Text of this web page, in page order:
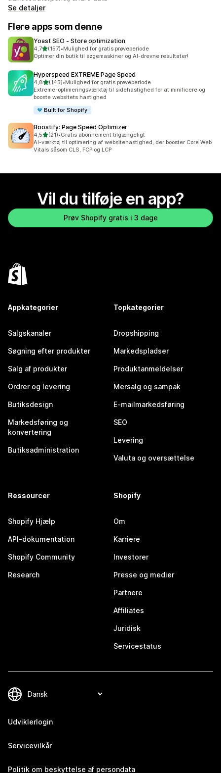
Se detaljer
Flere apps som denne
Yoast SEO ‑ Store optimization
4,7ud af 5 stjerner
(157)
157 anmeldelser i alt
•Mulighed for gratis prøveperiode
Optimer din butik til søgemaskiner og AI-drevne resultater!
Hyperspeed EXTREME Page Speed
4,8ud af 5 stjerner
(145)
145 anmeldelser i alt
•Mulighed for gratis prøveperiode
Extreme-optimeringsværktøj til sidehastighed for at minificere og
booste websitets hastighed
Built for Shopify
Boostify: Page Speed Optimizer
4,5ud af 5 stjerner
(21)
21 anmeldelser i alt
•Gratis abonnement tilgængeligt
AI-værktøj til optimering af websitehastighed, der booster Core Web
Vitals såsom CLS, FCP og LCP
Vil du tilføje en app?
Prøv Shopify gratis i 3 dage
Appkategorier
Salgskanaler
Søgning efter produkter
Salg af produkter
Ordrer og levering
Butiksdesign
Markedsføring og
konvertering
Butiksadministration
Topkategorier
Dropshipping
Markedspladser
Produktanmeldelser
Mersalg og sampak
E-mailmarkedsføring
SEO
Levering
Valuta og oversættelse
Ressourcer
Shopify Hjælp
API-dokumentation
Shopify Community
Research
Shopify
Om
Karriere
Investorer
Presse og medier
Partnere
Affiliates
Juridisk
Servicestatus
Udviklerlogin
Servicevilkår
Politik om beskyttelse af persondata